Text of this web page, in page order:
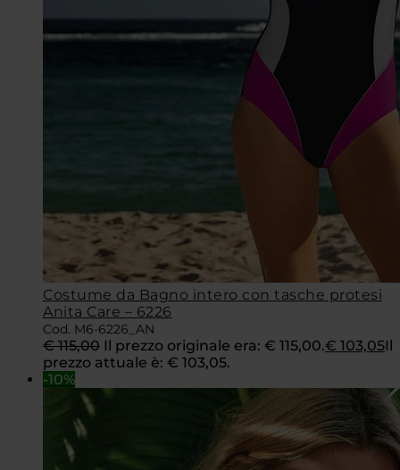
Costume da Bagno intero con tasche protesi
Anita Care – 6226
Cod. M6-6226_AN
€115,00 Il prezzo originale era: € 115,00.€ 103,05Il
prezzo attuale è: € 103,05.
-10%